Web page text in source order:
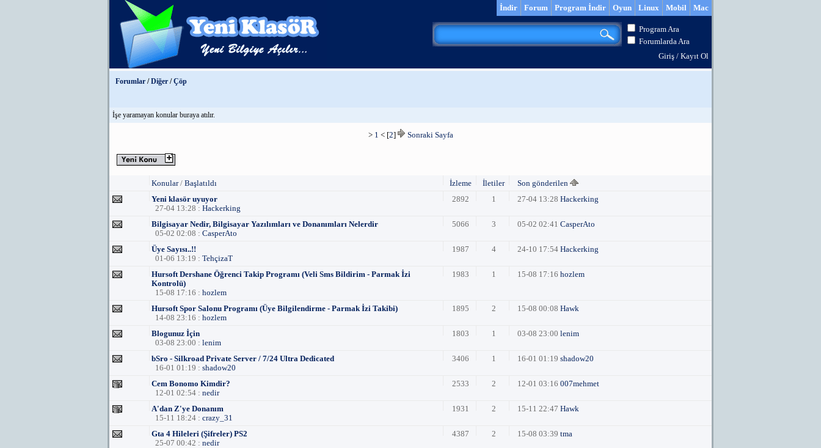
Mac
Mobil
Linux
Oyun
Program İndir
Forum
İndir
Program Ara
Forumlarda Ara
Giriş / Kayıt Ol
Forumlar /Diğer /Çöp
İşe yaramayan konular buraya atılır.
> 1 < [2] Sonraki Sayfa
Konular/ Başlatıldı İzleme İletiler
Son gönderilen
Yeni klasör uyuyor
27-04 13:28 : Hackerking
2892 1 27-04 13:28 Hackerking
Bilgisayar Nedir, Bilgisayar Yazılımları ve Donanımları Nelerdir
05-02 02:08 : CasperAto
5066 3 05-02 02:41 CasperAto
Üye Sayısı..!!
01-06 13:19 : TehçizaT
1987 4 24-10 17:54 Hackerking
Hursoft Dershane Öğrenci Takip Programı (Veli Sms Bildirim - Parmak İzi
Kontrolü)
15-08 17:16 : hozlem
1983 1 15-08 17:16 hozlem
Hursoft Spor Salonu Programı (Üye Bilgilendirme - Parmak İzi Takibi)
14-08 23:16 : hozlem
1895 2 15-08 00:08 Hawk
Blogunuz İçin
03-08 23:00 : lenim
1803 1 03-08 23:00 lenim
bSro - Silkroad Private Server / 7/24 Ultra Dedicated
16-01 01:19 : shadow20
3406 1 16-01 01:19 shadow20
Cem Bonomo Kimdir?
12-01 02:54 : nedir
2533 2 12-01 03:16 007mehmet
A'dan Z'ye Donanım
15-11 18:24 : crazy_31
1931 2 15-11 22:47 Hawk
Gta 4 Hileleri (Şifreler) PS2
25-07 00:42 : nedir
4387 2 15-08 03:39 tma